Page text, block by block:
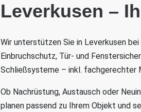
Leverkusen –
Wir unterstützen Sie in Leverkusen
Einbruchschutz, Tür- und
Schließsysteme – inkl. fachgerechter
Ob Nachrüstung, Austausch oder
planen passend zu Ihrem Objekt und